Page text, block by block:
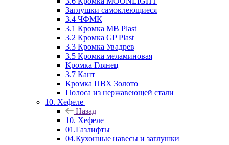
Заглушки самоклеющиеся
3.4 ЧФМК
3.1 Кромка MB Plast
3.2 Кромка GP Plast
3.3 Кромка Увадрев
3.5 Кромка меламиновая
Кромка Глянец
3.7 Кант
Кромка ПВХ Золото
Полоса из нержавеющей стали
10. Хефеле
Назад
10. Хефеле
01.Газлифты
04.Кухонные навесы и заглушки